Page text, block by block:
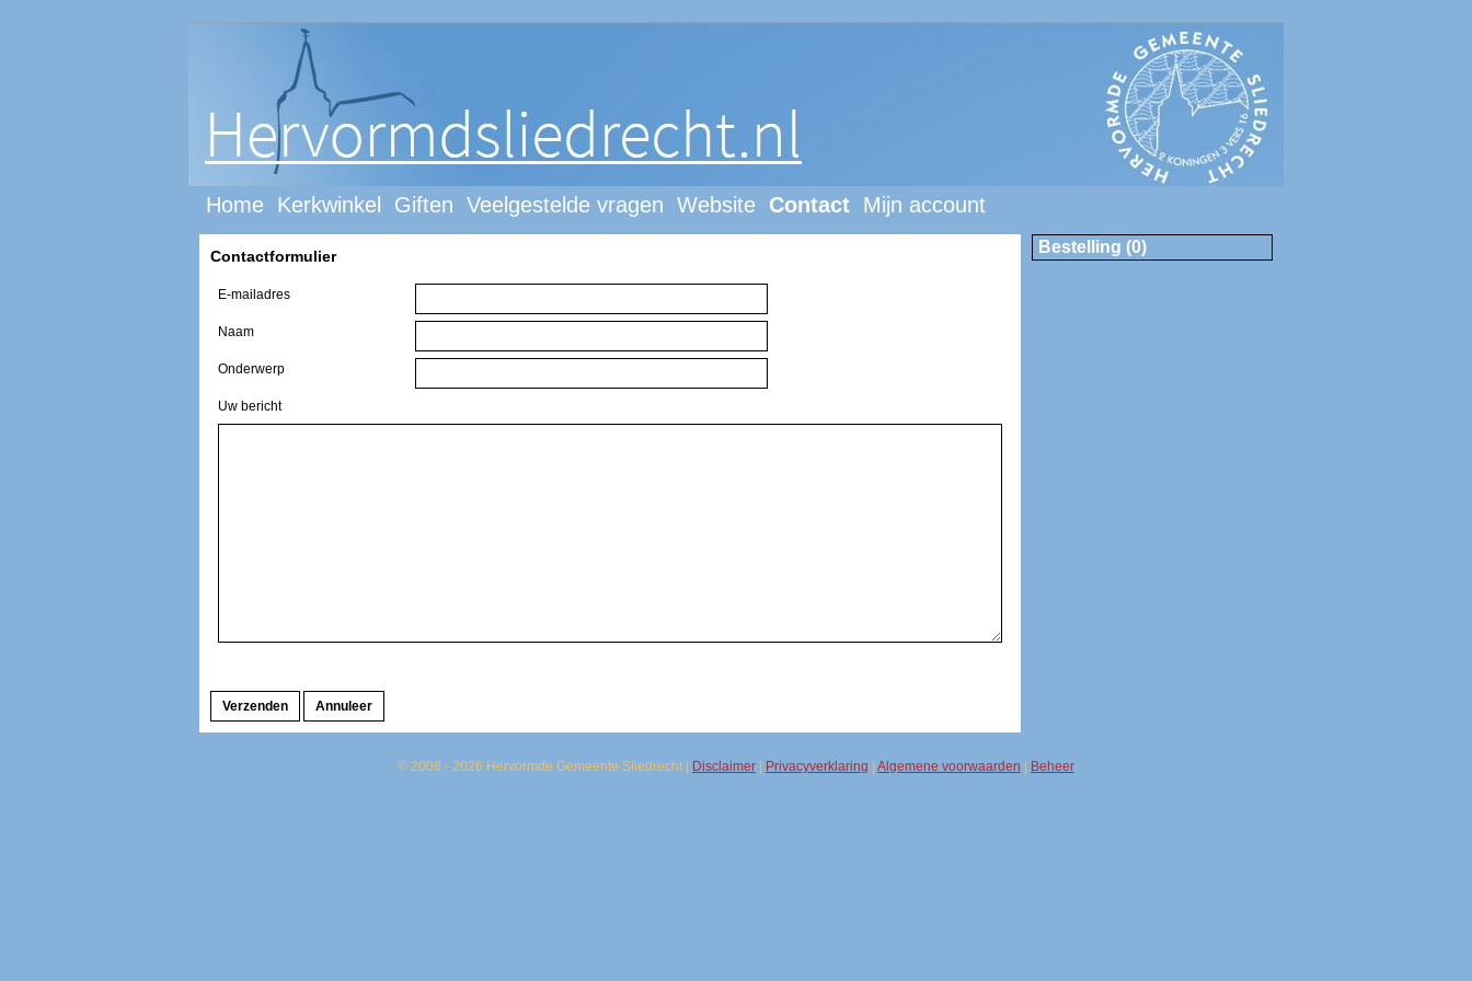
Home Kerkwinkel Giften Veelgestelde vragen Website Contact Mijn account
Contactformulier
E-mailadres
Naam
Onderwerp
Uw bericht
Bestelling (0)
© 2008 - 2026 Hervormde Gemeente Sliedrecht | Disclaimer Privacyverklaring Algemene voorwaarden Beheer